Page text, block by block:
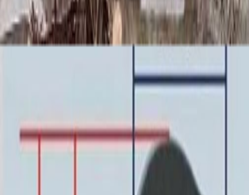
Быстрый заказ
Памятник ММ/L-2106
130 800₽
Выбор атрибутов
70x100x5 12x110x15
100 548 ₽